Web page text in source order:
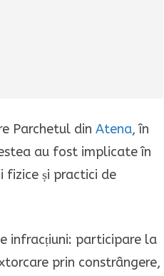
Parchetul din Atena, în
au fost implicate în
fizice și practici de
infracțiuni: participare la
prin constrângere,